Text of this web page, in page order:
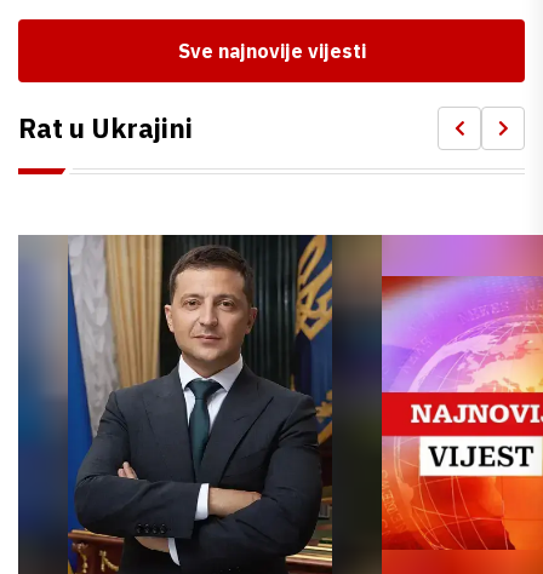
Sve najnovije vijesti
Rat u Ukrajini